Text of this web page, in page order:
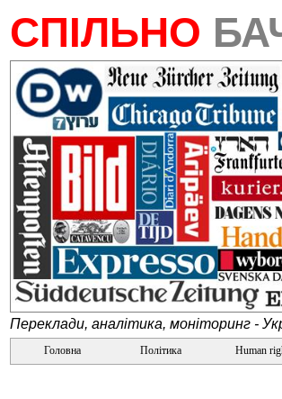
СПІЛЬНО
Переклади, аналітика, моніторинг -
Головна Політика Human